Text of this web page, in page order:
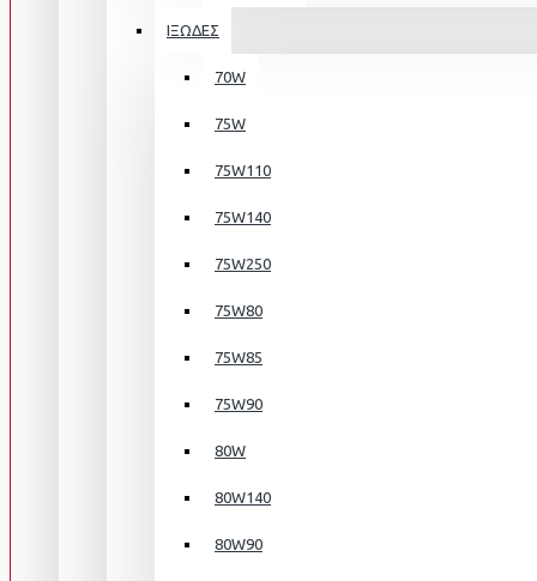
ΙΞΩΔΕΣ
70W
75W
75W110
75W140
75W250
75W80
75W85
75W90
80W
80W140
80W90